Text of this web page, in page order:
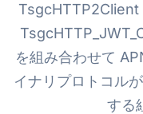
TsgcHTTP2Client
を組み合わせて
イナリプロトコル
する